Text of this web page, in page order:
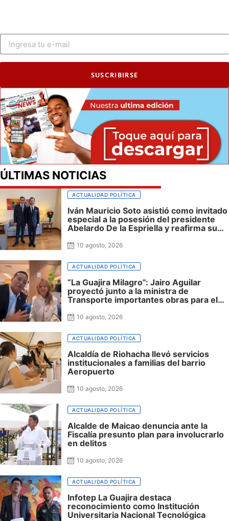
SUSCRIBIRSE
ÚLTIMAS NOTICIAS
ACTUALIDAD POLÍTICA
Iván Mauricio Soto asistió como invitado
especial a la posesión del presidente
Abelardo De la Espriella y reafirma su
10 agosto, 2026
ACTUALIDAD POLÍTICA
“La Guajira Milagro”: Jairo Aguilar
proyectó junto a la ministra de
Transporte importantes obras para el
10 agosto, 2026
ACTUALIDAD POLÍTICA
Alcaldía de Riohacha llevó servicios
institucionales a familias del barrio
Aeropuerto
10 agosto, 2026
ACTUALIDAD POLÍTICA
Alcalde de Maicao denuncia ante la
Fiscalía presunto plan para involucrarlo
en delitos
10 agosto, 2026
ACTUALIDAD POLÍTICA
Infotep La Guajira destaca
reconocimiento como Institución
Universitaria Nacional Tecnológica